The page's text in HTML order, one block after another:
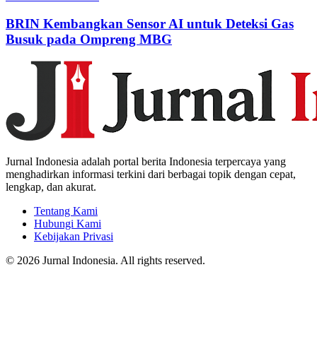
BRIN Kembangkan Sensor AI untuk Deteksi Gas
Busuk pada Ompreng MBG
Jurnal Indonesia adalah portal berita Indonesia terpercaya yang
menghadirkan informasi terkini dari berbagai topik dengan cepat,
lengkap, dan akurat.
Tentang Kami
Hubungi Kami
Kebijakan Privasi
© 2026 Jurnal Indonesia. All rights reserved.